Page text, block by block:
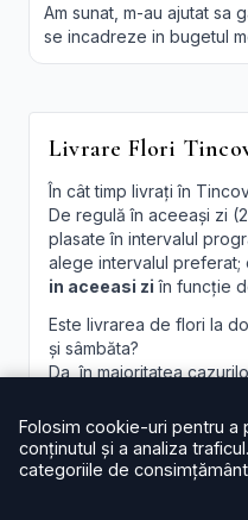
Am sunat, m-au ajutat sa
se incadreze in bugetul
Livrare Flori
În cât timp livrați în
De regulă în aceeași zi
plasate în intervalul
alege intervalul preferat;
in aceeasi zi în funcție
Este livrarea de flori la
și sâmbăta?
Da, în majoritatea
perioade aglomerate
la finalizare.
Pot programa livrarea
Oferim intervale orare;
acomodăm cererea, în
Folosim cookie-uri pentru a
conținutul și a analiza
categoriile de